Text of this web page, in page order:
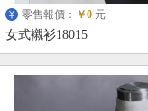
零售報價： ￥0 元
女式襯衫18015